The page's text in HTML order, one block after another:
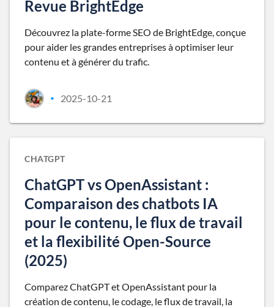
Revue BrightEdge
Découvrez la plate-forme SEO de BrightEdge, conçue
pour aider les grandes entreprises à optimiser leur
contenu et à générer du trafic.
• 2025-10-21
CHATGPT
ChatGPT vs OpenAssistant :
Comparaison des chatbots IA
pour le contenu, le flux de travail
et la flexibilité Open-Source
(2025)
Comparez ChatGPT et OpenAssistant pour la
création de contenu, le codage, le flux de travail, la